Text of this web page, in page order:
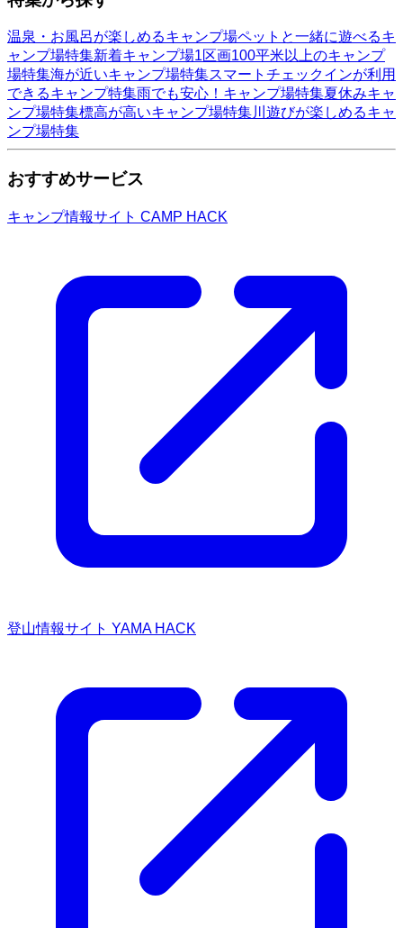
温泉・お風呂が楽しめるキャンプ場ペットと一緒に遊べるキ
ャンプ場特集新着キャンプ場1区画100平米以上のキャンプ
場特集海が近いキャンプ場特集スマートチェックインが利用
できるキャンプ特集雨でも安心！キャンプ場特集夏休みキャ
ンプ場特集標高が高いキャンプ場特集川遊びが楽しめるキャ
ンプ場特集
おすすめサービス
キャンプ情報サイト CAMP HACK
登山情報サイト YAMA HACK